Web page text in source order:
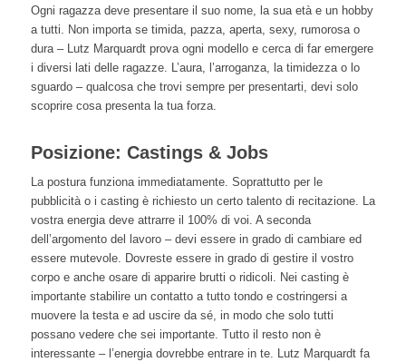
Ogni ragazza deve presentare il suo nome, la sua età e un hobby
a tutti. Non importa se timida, pazza, aperta, sexy, rumorosa o
dura – Lutz Marquardt prova ogni modello e cerca di far emergere
i diversi lati delle ragazze. L’aura, l’arroganza, la timidezza o lo
sguardo – qualcosa che trovi sempre per presentarti, devi solo
scoprire cosa presenta la tua forza.
Posizione: Castings & Jobs
La postura funziona immediatamente. Soprattutto per le
pubblicità o i casting è richiesto un certo talento di recitazione. La
vostra energia deve attrarre il 100% di voi. A seconda
dell’argomento del lavoro – devi essere in grado di cambiare ed
essere mutevole. Dovreste essere in grado di gestire il vostro
corpo e anche osare di apparire brutti o ridicoli. Nei casting è
importante stabilire un contatto a tutto tondo e costringersi a
muovere la testa e ad uscire da sé, in modo che solo tutti
possano vedere che sei importante. Tutto il resto non è
interessante – l’energia dovrebbe entrare in te. Lutz Marquardt fa